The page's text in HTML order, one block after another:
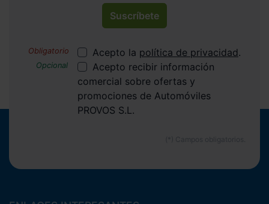
Suscríbete
Acepto la política de privacidad.
Acepto recibir información
comercial sobre ofertas y
promociones de Automóviles
PROVOS S.L.